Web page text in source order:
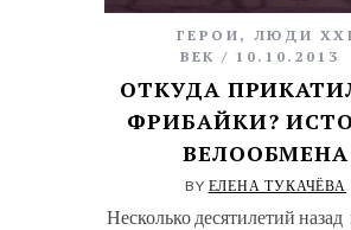
ГЕРОИ , ЛЮДИ XXI
ВЕК
10.10.2013
ОТКУДА
ФРИБАЙКИ?
ВЕЛООБМЕНА
BY ЕЛЕНА ТУКАЧЁВА
Несколько десятилетий назад